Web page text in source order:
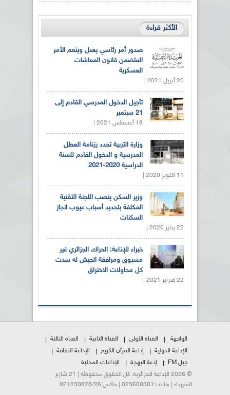
الأكثر قراءة
صدور أمر رئاسي يعدل ويتمم الأمر
المتضمن قانون المعاشات
العسكرية
20 أبريل 2021 |
تأجيل الدخول المدرسي القادم إلى
21 سبتمبر
18 أغسطس 2021 |
وزارة التربية تحدد رزنامة العطل
المدرسية و الدخول القادم للسنة
الدراسية 2020-2021
11 أكتوبر 2020 |
وزير السكن ينصب اللجنة التقنية
المكلفة بتحديد أسباب عيوب انجاز
السكنات
22 يناير 2020 |
خبراء للإذاعة: الحراك الجزائري غير
مسبوق ومرافقة الجيش له سدت
كل محاولات الاختراق
22 فبراير 2021 |
الواجهة القناة الأولى القناة الثانية
القناة الثالثة
الإذاعة الدولية
إذاعة القرآن الكريم
الإذاعة الثقافة
جيل FM
إذعة البهجة
الإذاعات المحلية
© 2026 الإذاعة الجزائرية. كل الحقوق محفوظة | 21 شارع
الشهداء | هاتف:023500301 | فاكس:021230823/25